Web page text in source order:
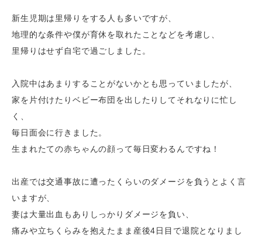
新生児期は里帰りをする人も多いですが、
地理的な条件や僕が育休を取れたことなどを考慮し、
里帰りはせず自宅で過ごしました。
入院中はあまりすることがないかとも思っていましたが、
家を片付けたりベビー布団を出したりしてそれなりに忙し
く、
毎日面会に行きました。
生まれたての赤ちゃんの顔って毎日変わるんですね！
出産では交通事故に遭ったくらいのダメージを負うとよく言
いますが、
妻は大量出血もありしっかりダメージを負い、
痛みや立ちくらみを抱えたまま産後4日目で退院となりまし